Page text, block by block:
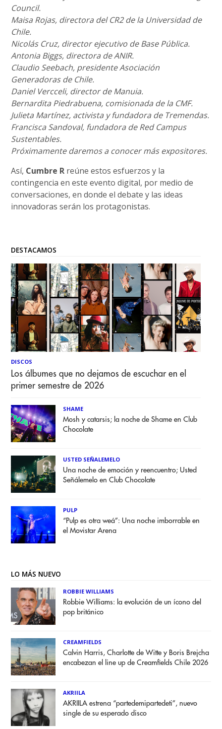
Council.
Maisa Rojas, directora del CR2 de la Universidad de
Chile.
Nicolás Cruz, director ejecutivo de Base Pública.
Antonia Biggs, directora de ANIR.
Claudio Seebach, presidente Asociación
Generadoras de Chile.
Daniel Vercceli, director de Manuia.
Bernardita Piedrabuena, comisionada de la CMF.
Julieta Martínez, activista y fundadora de Tremendas.
Francisca Sandoval, fundadora de Red Campus
Sustentables.
Próximamente daremos a conocer más expositores.
Así, Cumbre R reúne estos esfuerzos y la
contingencia en este evento digital, por medio de
conversaciones, en donde el debate y las ideas
innovadoras serán los protagonistas.
DESTACAMOS
DISCOS
Los álbumes que no dejamos de escuchar en el
primer semestre de 2026
SHAME
Mosh y catarsis; la noche de Shame en Club
Chocolate
USTED SEÑALEMELO
Una noche de emoción y reencuentro; Usted
Señálemelo en Club Chocolate
PULP
“Pulp es otra weá”: Una noche imborrable en
el Movistar Arena
LO MÁS NUEVO
ROBBIE WILLIAMS
Robbie Williams: la evolución de un ícono del
pop británico
CREAMFIELDS
Calvin Harris, Charlotte de Witte y Boris Brejcha
encabezan el line up de Creamfields Chile 2026
AKRIILA
AKRIILA estrena “partedemipartedeti”, nuevo
single de su esperado disco